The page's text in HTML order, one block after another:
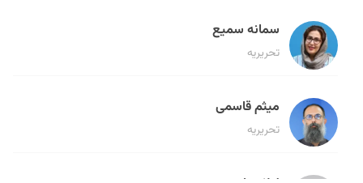
سمانه سمیع
تحریریه
میثم قاسمی
تحریریه